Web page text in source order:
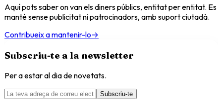
Aquí pots saber on van els diners públics, entitat per entitat. Es
manté sense publicitat ni patrocinadors, amb suport ciutadà.
Contribueix a mantenir-lo→
Subscriu-te a la newsletter
Per a estar al dia de novetats.
Subscriu-te